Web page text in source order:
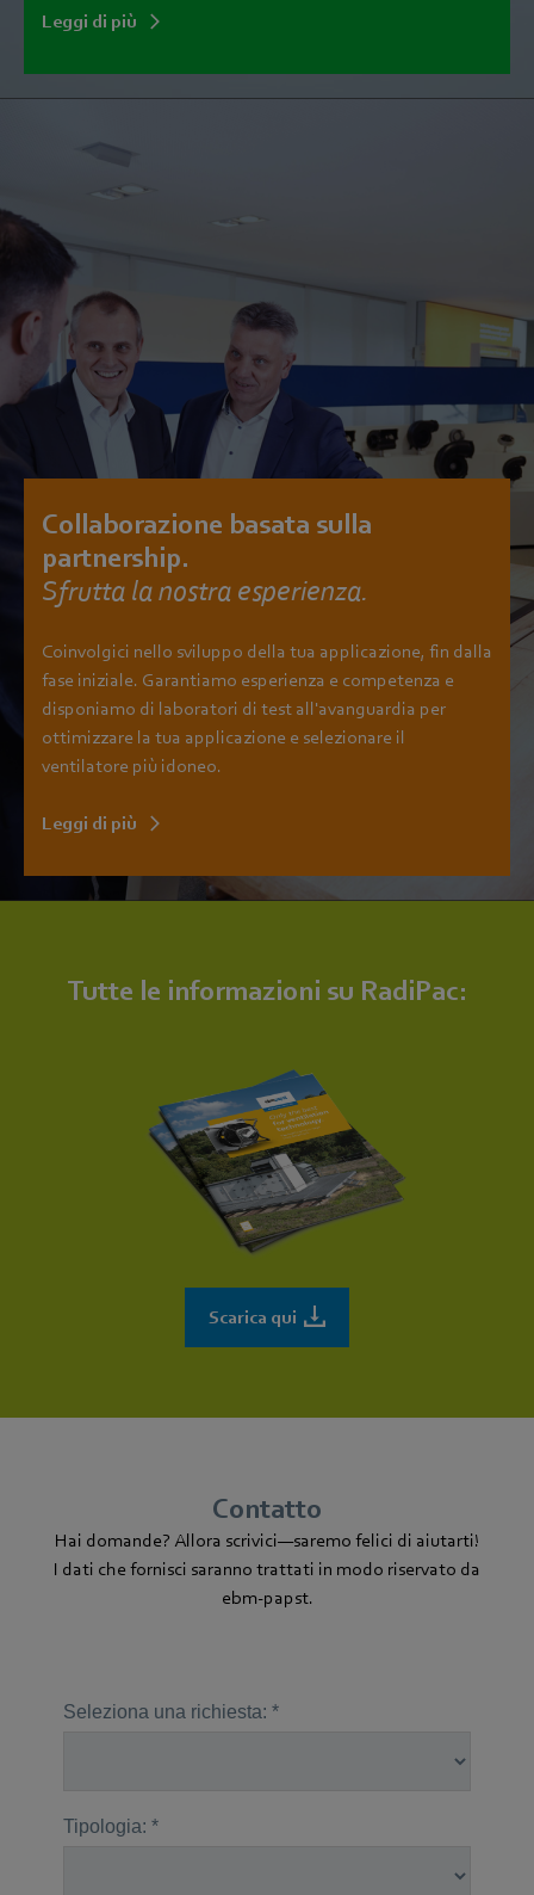
Leggi di più
Collaborazione basata sulla
partnership.
Sfrutta la nostra esperienza.
Coinvolgici nello sviluppo della tua applicazione, fin dalla
fase iniziale. Garantiamo esperienza e competenza e
disponiamo di laboratori di test all'avanguardia per
ottimizzare la tua applicazione e selezionare il
ventilatore più idoneo.
Leggi di più
Tutte le informazioni su RadiPac:
Scarica qui
Contatto
Hai domande? Allora scrivici—saremo felici di aiutarti!
I dati che fornisci saranno trattati in modo riservato da
ebm-papst.